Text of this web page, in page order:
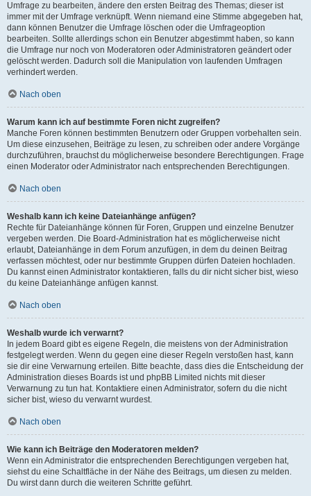
Umfrage zu bearbeiten, ändere den ersten Beitrag des Themas; dieser ist
immer mit der Umfrage verknüpft. Wenn niemand eine Stimme abgegeben hat,
dann können Benutzer die Umfrage löschen oder die Umfrageoption
bearbeiten. Sollte allerdings schon ein Benutzer abgestimmt haben, so kann
die Umfrage nur noch von Moderatoren oder Administratoren geändert oder
gelöscht werden. Dadurch soll die Manipulation von laufenden Umfragen
verhindert werden.
Nach oben
Warum kann ich auf bestimmte Foren nicht zugreifen?
Manche Foren können bestimmten Benutzern oder Gruppen vorbehalten sein.
Um diese einzusehen, Beiträge zu lesen, zu schreiben oder andere Vorgänge
durchzuführen, brauchst du möglicherweise besondere Berechtigungen. Frage
einen Moderator oder Administrator nach entsprechenden Berechtigungen.
Nach oben
Weshalb kann ich keine Dateianhänge anfügen?
Rechte für Dateianhänge können für Foren, Gruppen und einzelne Benutzer
vergeben werden. Die Board-Administration hat es möglicherweise nicht
erlaubt, Dateianhänge in dem Forum anzufügen, in dem du deinen Beitrag
verfassen möchtest, oder nur bestimmte Gruppen dürfen Dateien hochladen.
Du kannst einen Administrator kontaktieren, falls du dir nicht sicher bist, wieso
du keine Dateianhänge anfügen kannst.
Nach oben
Weshalb wurde ich verwarnt?
In jedem Board gibt es eigene Regeln, die meistens von der Administration
festgelegt werden. Wenn du gegen eine dieser Regeln verstoßen hast, kann
sie dir eine Verwarnung erteilen. Bitte beachte, dass dies die Entscheidung der
Administration dieses Boards ist und phpBB Limited nichts mit dieser
Verwarnung zu tun hat. Kontaktiere einen Administrator, sofern du die nicht
sicher bist, wieso du verwarnt wurdest.
Nach oben
Wie kann ich Beiträge den Moderatoren melden?
Wenn ein Administrator die entsprechenden Berechtigungen vergeben hat,
siehst du eine Schaltfläche in der Nähe des Beitrags, um diesen zu melden.
Du wirst dann durch die weiteren Schritte geführt.